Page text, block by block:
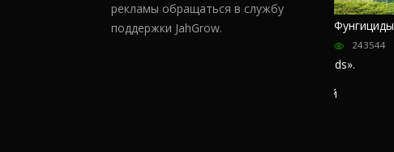
рекламы обращаться в службу
поддержки JahGrow.
Сульфат
магния и
Чем
Честный
«Hohlandseeds».
покупателей
Фунгициды
243544